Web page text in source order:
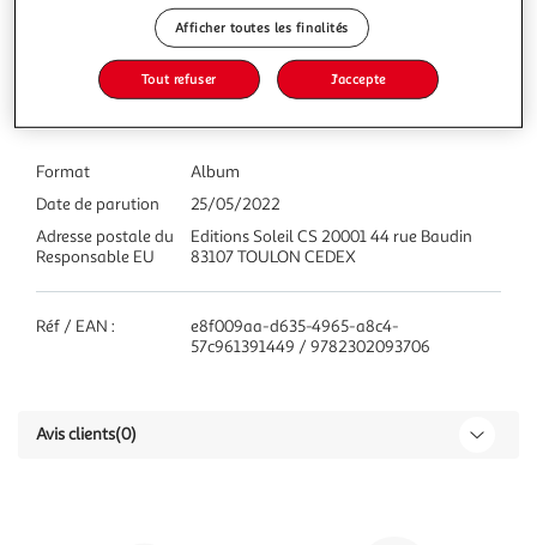
Caractéristiques
Format
Album
Date de parution
25/05/2022
Adresse postale du
Responsable EU
Editions Soleil CS 20001 44 rue Baudin
83107 TOULON CEDEX
Réf / EAN :
e8f009aa-d635-4965-a8c4-
57c961391449 / 9782302093706
Avis clients(0)
Afficher toutes les finalités
Tout refuser J'accepte